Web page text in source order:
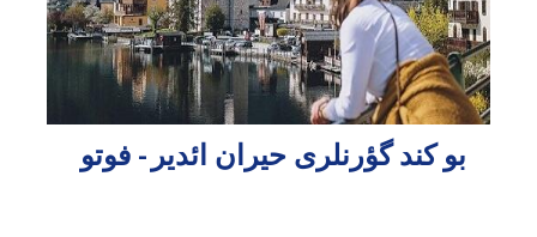
بو کند گؤرنلری حیران ائدیر - فوتو